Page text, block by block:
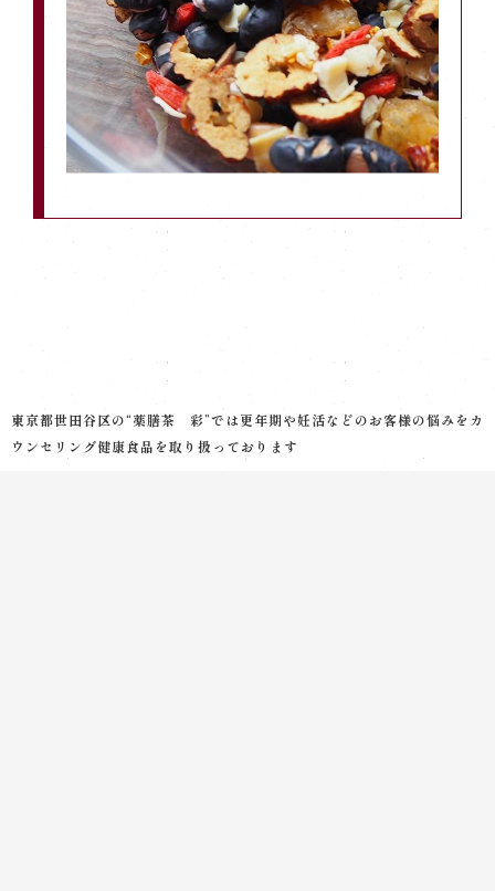
東京都世田谷区の“薬膳茶 彩”では更年期や妊活などのお客様の悩みをカ
ウンセリング健康食品を取り扱っております